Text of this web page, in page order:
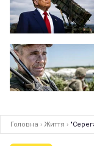
Головна › Життя ›